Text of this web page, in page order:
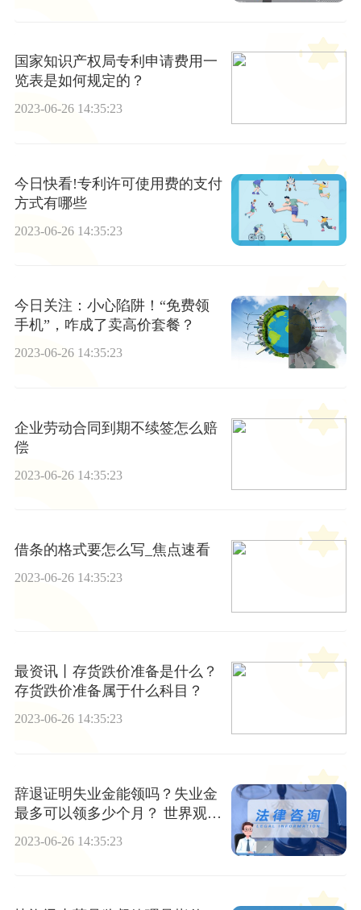
国家知识产权局专利申请费用一
览表是如何规定的？
2023-06-26 14:35:23
今日快看!专利许可使用费的支付
方式有哪些
2023-06-26 14:35:23
今日关注：小心陷阱！“免费领
手机”，咋成了卖高价套餐？
2023-06-26 14:35:23
企业劳动合同到期不续签怎么赔
偿
2023-06-26 14:35:23
借条的格式要怎么写_焦点速看
2023-06-26 14:35:23
最资讯丨存货跌价准备是什么？
存货跌价准备属于什么科目？
2023-06-26 14:35:23
辞退证明失业金能领吗？失业金
最多可以领多少个月？ 世界观焦
2023-06-26 14:35:23